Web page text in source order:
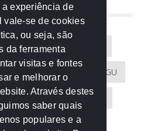
AMM
CAU-MT CGU
MPC-MT MPE-MT
PGE-MT PGR
experiência de
vale-se de cookies
ou seja, são
da ferramenta
visitas e fontes
e melhorar o
Através destes
saber quais
populares e a